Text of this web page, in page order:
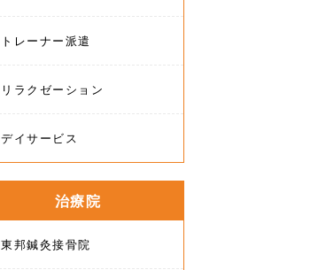
トレーナー派遣
リラクゼーション
デイサービス
治療院
東邦鍼灸接骨院